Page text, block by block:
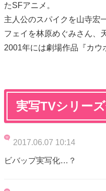
たSFアニメ。
主人公のスパイクを山寺宏
フェイを林原めぐみさん、
2001年には劇場作品『カウ
実写TVシリー
2017.06.07 10:14
ビバップ実写化…？